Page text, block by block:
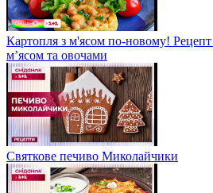
Картопля з м'ясом по-новому!
м’ясом та овочами
Святкове печиво Миколайчики